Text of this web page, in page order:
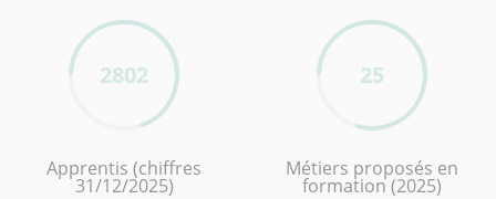
2802
Apprentis (chiffres
31/12/2025)
25
Métiers proposés en
formation (2025)